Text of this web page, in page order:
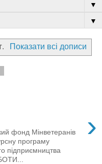
▼
▼
. Показати всі дописи
›
фонд Мінветеранів
програму
підприємництва